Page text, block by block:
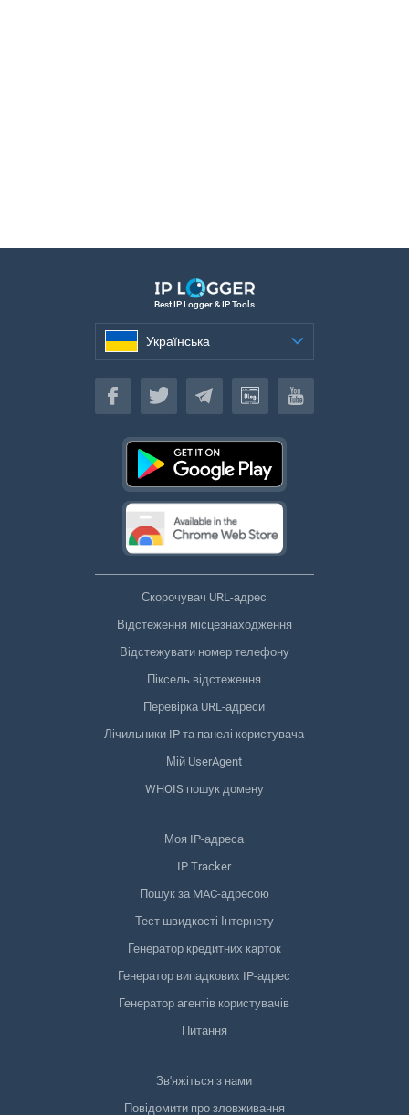
Best IP Logger & IP Tools
Українська
Українська
Скорочувач URL-адрес
Відстеження місцезнаходження
Відстежувати номер телефону
Піксель відстеження
Перевірка URL-адреси
Лічильники IP та панелі користувача
Мій UserAgent
WHOIS пошук домену
Моя IP-адреса
IP Tracker
Пошук за MAC-адресою
Тест швидкості Інтернету
Генератор кредитних карток
Генератор випадкових IP-адрес
Генератор агентів користувачів
Питання
Зв'яжіться з нами
Повідомити про зловживання